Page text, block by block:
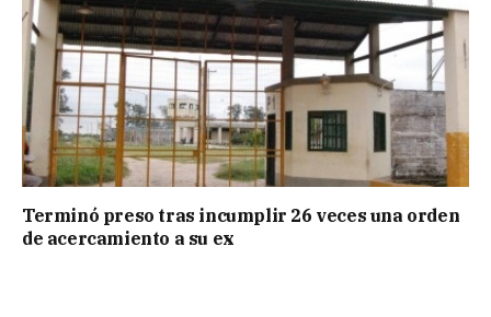
Terminó preso tras incumplir 26 veces una orden
de acercamiento a su ex